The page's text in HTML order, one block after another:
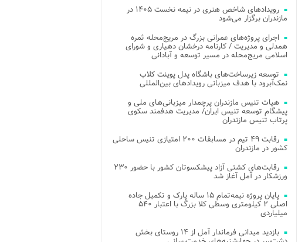
رویدادهای شاخص هنری در نیمه نخست ۱۴۰۵ در
مازندران برگزار می‌شود
اجرای پروژه‌های عمرانی بزرگ در مریج‌محله ثمره
همدلی و مدیریت / کارنامه درخشان دهیاری و شورای
اسلامی مریج‌محله در مسیر توسعه و آبادانی
توسعه زیرساخت‌های باشگاه پدل پوینت کلاب
نمک‌آبرود با هدف میزبانی رویدادهای بین‌المللی
هیات تنیس مازندران پرچمدار میزبانی‌های ملی و
پیشگام توسعه تنیس ایران/ مدیریت هدفمند سکوی
پرتاب تنیس مازندران
رقابت ۴۹ تیم در مسابقات ۲۰۰ امتیازی تنیس ساحلی
کشور در مازندران
رقابت‌های کشتی آزاد پیشکسوتان کشور با حضور ۲۳۰
ورزشکار در آمل آغاز شد
پایان پروژه نیمه‌تمام ۱۵ ساله پارک و تکمیل جاده
اصلی ۲ کیلومتری وسطی کلا بزرگ با اعتبار ۵۴۰
میلیاردی
بازدید میدانی فرماندار آمل از ۱۴ روستای بخش